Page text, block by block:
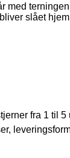
med
slået
fra 1 til 5